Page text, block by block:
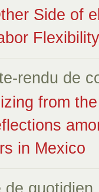
Side of
rendu de
from
in Mexico
de quotidien